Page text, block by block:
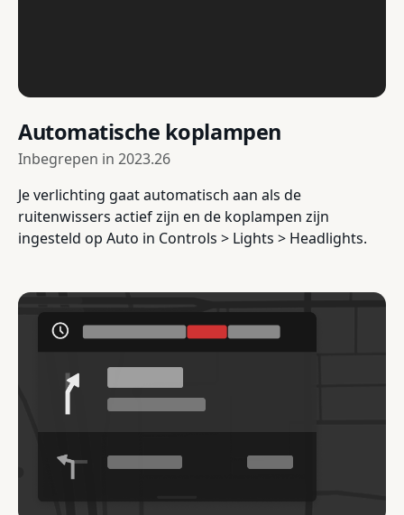
Automatische koplampen
Inbegrepen in 2023.26
Je verlichting gaat automatisch aan als de
ruitenwissers actief zijn en de koplampen zijn
ingesteld op Auto in Controls > Lights > Headlights.